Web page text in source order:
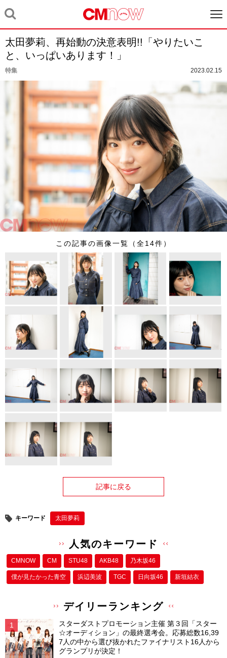
太田夢莉、再始動の決意表明!!「やりたいこ
と、いっぱいあります！」
特集 2023.02.15
この記事の画像一覧（全14件）
記事に戻る
キーワード 太田夢莉
人気のキーワード
CMNOW CM STU48 AKB48 乃木坂46
僕が⾒たかった⻘空 浜辺美波 TGC 日向坂46 新垣結衣
デイリーランキング
スターダストプロモーション主催 第３回「スター
☆オーディション」の最終選考会。応募総数16,39
7人の中から選び抜かれたファイナリスト16人から
グランプリが決定！